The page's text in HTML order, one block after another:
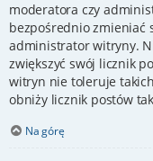
moderatora czy
bezpośrednio zmieniać
administrator witryny.
zwiększyć swój licznik
witryn nie toleruje
obniży licznik postów
Na górę